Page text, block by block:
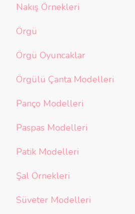
Nakış Örnekleri
Örgü
Örgü Oyuncaklar
Örgülü Çanta Modelleri
Panço Modelleri
Paspas Modelleri
Patik Modelleri
Şal Örnekleri
Süveter Modelleri